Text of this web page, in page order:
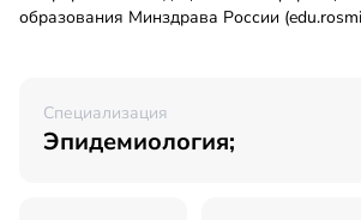
образования Минздрава России
Специализация
Эпидемиология;